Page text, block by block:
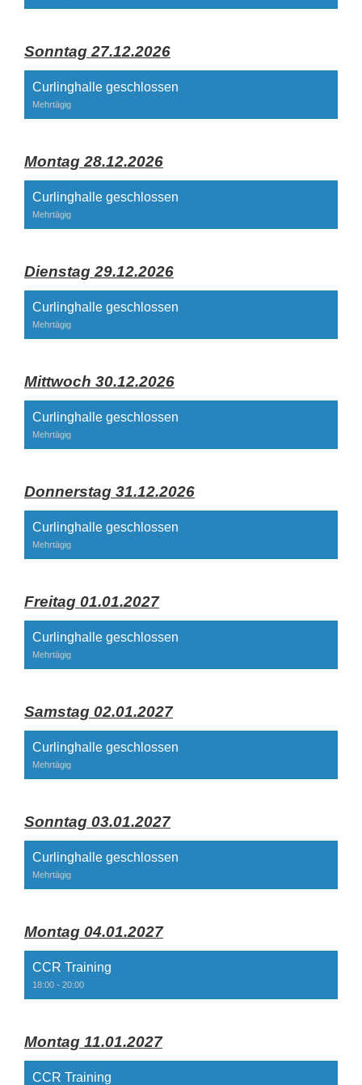
Sonntag 27.12.2026
Curlinghalle geschlossen
Mehrtägig
Montag 28.12.2026
Curlinghalle geschlossen
Mehrtägig
Dienstag 29.12.2026
Curlinghalle geschlossen
Mehrtägig
Mittwoch 30.12.2026
Curlinghalle geschlossen
Mehrtägig
Donnerstag 31.12.2026
Curlinghalle geschlossen
Mehrtägig
Freitag 01.01.2027
Curlinghalle geschlossen
Mehrtägig
Samstag 02.01.2027
Curlinghalle geschlossen
Mehrtägig
Sonntag 03.01.2027
Curlinghalle geschlossen
Mehrtägig
Montag 04.01.2027
CCR Training
18:00 - 20:00
Montag 11.01.2027
CCR Training